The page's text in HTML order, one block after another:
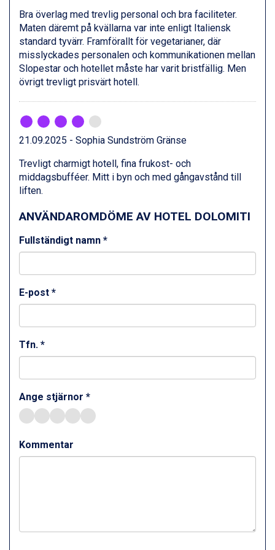
Val Thorens från 8.395 kr.
St. Anton från 11.245 kr.
Zell am See från 6.295 kr.
Canazei från 7.195 kr.
Livigno från 5.595 kr.
Ponte di Legno från 7.395 kr.
Bad Gastein från 6.295 kr.
Sauze dOulx från 6.145 kr.
Alleghe från 8.545 kr.
Arabba från 11.045 kr.
Cervinia från 8.245 kr.
Bad Hofgastein från 8.595 kr.
Passo Tonale från 5.895 kr.
Sölden från 12.995 kr.
Champoluc från 5.945 kr.
Sestriere från 6.945 kr.
Fieberbrunn från 9.645 kr.
Ischgl från 11.295 kr.
Val Thorens från 8.395 kr.
Zell am See från 6.295 kr.
Canazei från 7.195 kr.
Livigno från 5.595 kr.
Bad Gastein från 6.295 kr.
Sauze dOulx från 6.145 kr.
Alleghe från 8.545 kr.
Arabba från 11.045 kr.
Cervinia från 8.245 kr.
Sestriere från 6.945 kr.
Bra överlag med trevlig personal och bra faciliteter.
Maten däremt på kvällarna var inte enligt Italiensk
standard tyvärr. Framförallt för vegetarianer, där
misslyckades personalen och kommunikationen mellan
Slopestar och hotellet måste har varit bristfällig. Men
övrigt trevligt prisvärt hotell.
21.09.2025 - Sophia Sundström Gränse
Trevligt charmigt hotell, fina frukost- och
middagsbufféer. Mitt i byn och med gångavstånd till
liften.
ANVÄNDAROMDÖME AV HOTEL DOLOMITI
Fullständigt namn *
E-post *
Tfn. *
Ange stjärnor *
Kommentar